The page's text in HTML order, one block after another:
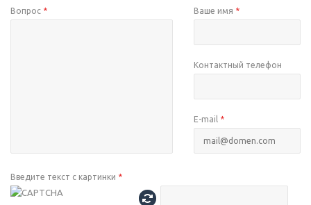
Вопрос * Ваше имя *
Контактный телефон
E-mail *
Введите текст с картинки *